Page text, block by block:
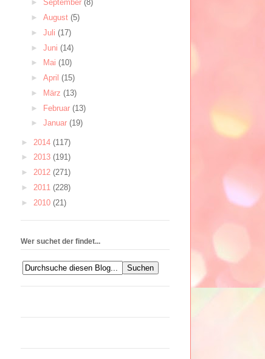
► September (8)
► August (5)
► Juli (17)
► Juni (14)
►
Mai (10)
► April (15)
►
März (13)
► Februar (13)
► Januar (19)
► 2014 (117)
► 2013 (191)
► 2012 (271)
► 2011 (228)
► 2010 (21)
Wer suchet der findet...